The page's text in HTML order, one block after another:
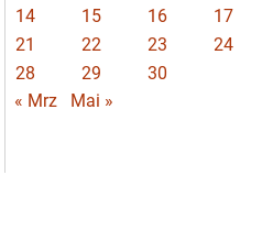
14
15 16 17
21
22 23 24
28
29
30
« Mrz
Mai »